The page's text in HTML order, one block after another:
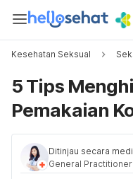
Kesehatan Seksual
5 Tips
Pemakaian
Ditinjau secara
General Practitioner